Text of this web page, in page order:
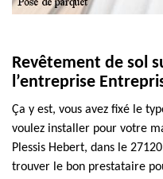
Revêtement de sol
l’entreprise
Ça y est, vous avez fixé le
voulez installer pour votre
Plessis Hebert, dans le
trouver le bon prestataire